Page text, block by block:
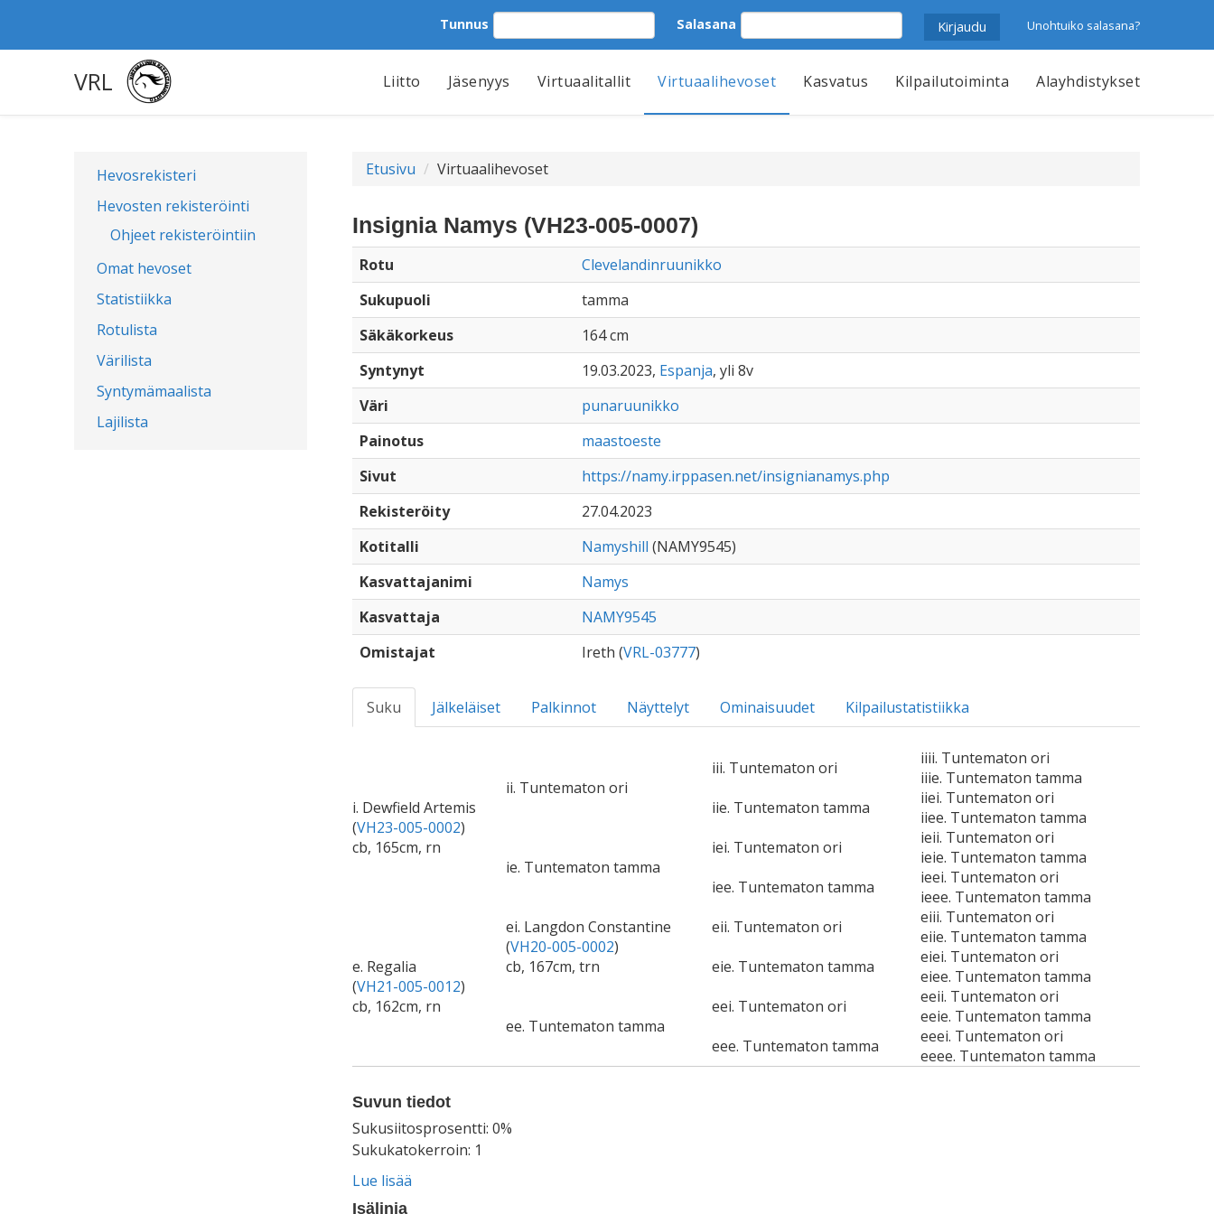
Tunnus Salasana Unohtuiko salasana?
VRL Liitto Jäsenyys Virtuaalitallit Virtuaalihevoset Kasvatus Kilpailutoiminta Alayhdistykset
Hevosrekisteri
Hevosten rekisteröinti
Ohjeet rekisteröintiin
Omat hevoset
Statistiikka
Rotulista
Värilista
Syntymämaalista
Lajilista
Etusivu Virtuaalihevoset
Insignia Namys (VH23-005-0007)
Rotu
Clevelandinruunikko
Sukupuoli
tamma
Säkäkorkeus
164 cm
Syntynyt
19.03.2023, Espanja, yli 8v
Väri
punaruunikko
Painotus
maastoeste
Sivut
https://namy.irppasen.net/insignianamys.php
Rekisteröity
27.04.2023
Kotitalli
Namyshill (NAMY9545)
Kasvattajanimi
Namys
Kasvattaja
NAMY9545
Omistajat
Ireth (VRL-03777)
Suku Jälkeläiset Palkinnot Näyttelyt Ominaisuudet Kilpailustatistiikka
i. Dewfield Artemis
(VH23-005-0002)
cb, 165cm, rn
ii. Tuntematon ori
iii. Tuntematon ori
iiii. Tuntematon ori
iiie. Tuntematon tamma
iie. Tuntematon tamma
iiei. Tuntematon ori
iiee. Tuntematon tamma
ie. Tuntematon tamma
iei. Tuntematon ori
ieii. Tuntematon ori
ieie. Tuntematon tamma
iee. Tuntematon tamma
ieei. Tuntematon ori
ieee. Tuntematon tamma
e. Regalia
(VH21-005-0012)
cb, 162cm, rn
ei. Langdon Constantine
(VH20-005-0002)
cb, 167cm, trn
eii. Tuntematon ori
eiii. Tuntematon ori
eiie. Tuntematon tamma
eie. Tuntematon tamma
eiei. Tuntematon ori
eiee. Tuntematon tamma
ee. Tuntematon tamma
eei. Tuntematon ori
eeii. Tuntematon ori
eeie. Tuntematon tamma
eee. Tuntematon tamma
eeei. Tuntematon ori
eeee. Tuntematon tamma
Suvun tiedot
Sukusiitosprosentti: 0%
Sukukatokerroin: 1
Lue lisää
Isälinja